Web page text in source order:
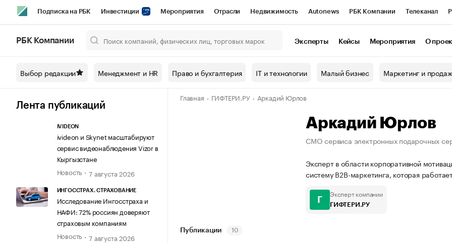
Подписка на РБК Инвестиции Мероприятия Отрасли Недвижимость Autonews РБК Компании Телеканал
Спецпроекты СПб Конференции СПб Спецпроекты Проверка контрагентов
Технологии и медиа Рынок наличной валюты
РБК Компании Эксперты Кейсы Мероприятия О
Выбор редакции Менеджмент и HR Право и бухгалтерия IT и технологии Малый бизнес Маркетинг и
Лента публикаций
IVIDEON
ivideon и Skynet масштабируют
сервис видеонаблюдения Vizor в
Кыргызстане
Новость
7 августа 2026
ИНГОССТРАХ. СТРАХОВАНИЕ
Исследование Ингосстраха и
НАФИ: 72% россиян доверяют
страховым компаниям
Новость
7 августа 2026
Главная ГИФТЕРИ.РУ Аркадий Юрлов
Аркадий Юрлов
CMO сервиса электронных подарочных
Эксперт в области корпоративной
систему B2B-маркетинга, которая
Г
Эксперт компании
ГИФТЕРИ.РУ
Публикации 10